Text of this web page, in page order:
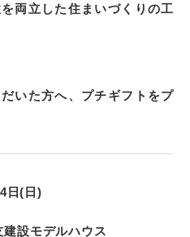
両立した住まいづくりの工
いた方へ、プチギフトをプ
日(日)
設モデルハウス